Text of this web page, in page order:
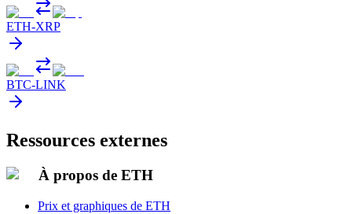
ETH-XRP
BTC-LINK
Ressources externes
À propos de ETH
Prix et graphiques de ETH